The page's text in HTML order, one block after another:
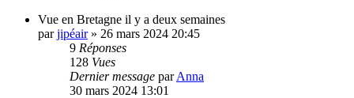
Vue en Bretagne il y a deux semaines
parjipéair» 26 mars 2024 20:45
9 Réponses
128 Vues
Dernier message parAnna
30 mars 2024 13:01